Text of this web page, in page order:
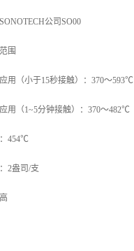
公司SO00
围
用（小于15秒接触）：370～593℃
用（1~5分钟接触）：370～482℃
454℃
2盎司/支